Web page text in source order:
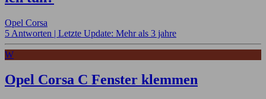
Opel Corsa
5 Antworten | Letzte Update: Mehr als 3 jahre
W
Opel Corsa C Fenster klemmen